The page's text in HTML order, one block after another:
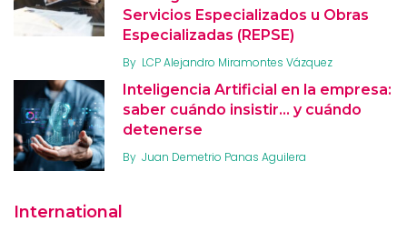
Servicios Especializados u Obras
Especializadas (REPSE)
By LCP Alejandro Miramontes Vázquez
Inteligencia Artificial en la empresa:
saber cuándo insistir… y cuándo
detenerse
By Juan Demetrio Panas Aguilera
International